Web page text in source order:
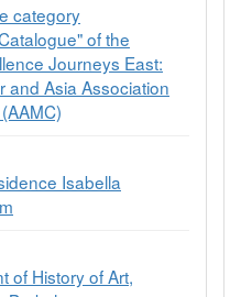
category
of the
Journeys East:
and Asia Association
Isabella
of History of Art,